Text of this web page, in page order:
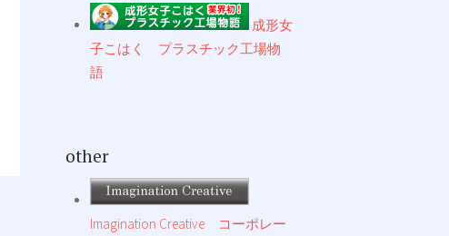
成形女
子こはく プラスチック工場物
語
other
Imagination Creative コーポレー